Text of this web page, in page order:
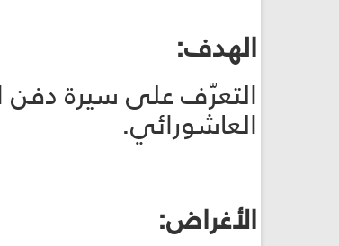
الهدف:
التعرّف على سيرة دفن
العاشورائي.
الأغراض: